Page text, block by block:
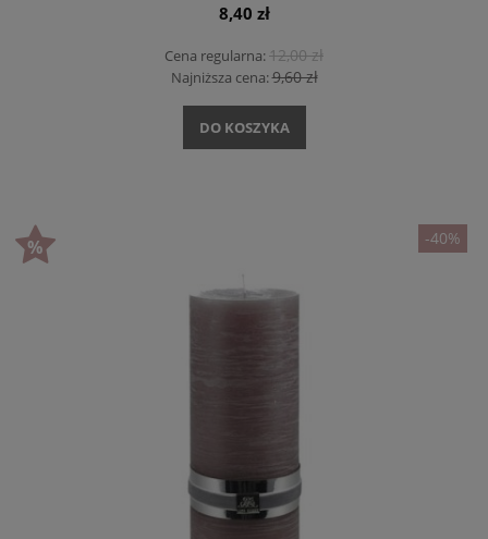
8,40 zł
Cena regularna:12,00 zł
Najniższa cena:9,60 zł
DO KOSZYKA
-40%